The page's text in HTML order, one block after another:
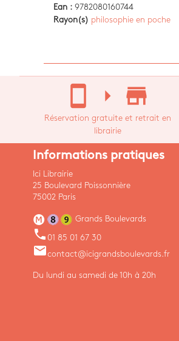
Ean : 9782080160744
Rayon(s) philosophie en poche
stay_current_portrait arrow_right store_mall_directory
Réservation gratuite et retrait en
librairie
Informations pratiques
Ici Librairie
25 Boulevard Poissonnière
75002 Paris
Grands Boulevards
phone 01 85 01 67 30
emailcontact@icigrandsboulevards.fr
Du lundi au samedi de 10h à 20h